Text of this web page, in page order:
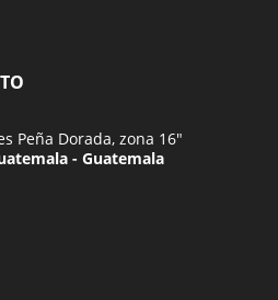
Peña Dorada, zona 16"
- Guatemala